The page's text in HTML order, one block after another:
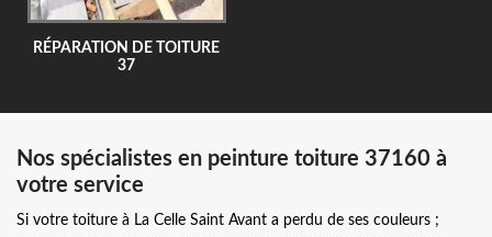
RÉPARATION DE TOITURE
37
Nos spécialistes en peinture toiture 37160 à
votre service
Si votre toiture à La Celle Saint Avant a perdu de ses couleurs ;